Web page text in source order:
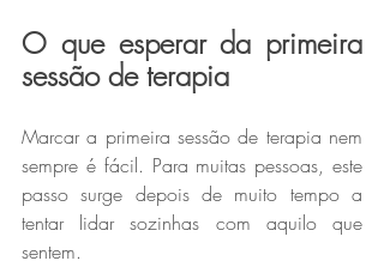
O que esperar da primeira
sessão de terapia
Marcar a primeira sessão de terapia nem
sempre é fácil. Para muitas pessoas, este
passo surge depois de muito tempo a
tentar lidar sozinhas com aquilo que
sentem.